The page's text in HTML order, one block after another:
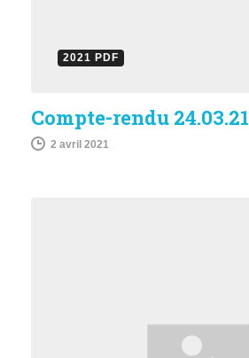
2021 PDF
Compte-rendu 24.03.21
2 avril 2021